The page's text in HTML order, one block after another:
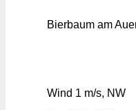
Bierbaum am
Wind 1 m/s, NW